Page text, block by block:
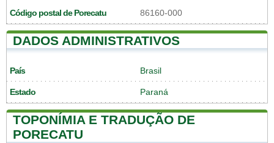
Código postal de Porecatu 86160-000
DADOS ADMINISTRATIVOS
País Brasil
Estado Paraná
TOPONÍMIA E TRADUÇÃO DE
PORECATU